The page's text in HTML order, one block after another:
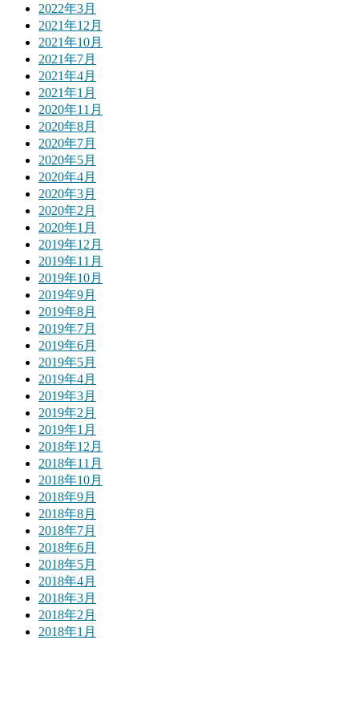
2022年3月
2021年12月
2021年10月
2021年7月
2021年4月
2021年1月
2020年11月
2020年8月
2020年7月
2020年5月
2020年4月
2020年3月
2020年2月
2020年1月
2019年12月
2019年11月
2019年10月
2019年9月
2019年8月
2019年7月
2019年6月
2019年5月
2019年4月
2019年3月
2019年2月
2019年1月
2018年12月
2018年11月
2018年10月
2018年9月
2018年8月
2018年7月
2018年6月
2018年5月
2018年4月
2018年3月
2018年2月
2018年1月